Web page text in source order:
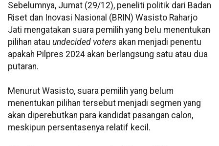
Sebelumnya, Jumat (29/12), peneliti politik dari Badan
Riset dan Inovasi Nasional (BRIN) Wasisto Raharjo
Jati mengatakan suara pemilih yang belu menentukan
pilihan atau undecided voters akan menjadi penentu
apakah Pilpres 2024 akan berlangsung satu atau dua
putaran.
Menurut Wasisto, suara pemilih yang belum
menentukan pilihan tersebut menjadi segmen yang
akan diperebutkan para kandidat pasangan calon,
meskipun persentasenya relatif kecil.